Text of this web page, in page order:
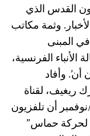
القدس الذي
وثمة مكاتب
المبنى
الأنباء الفرنسية،
وأفاد
ريغيف، لقناة
نوفمبر أن تلفزيون
لحركة حماس”